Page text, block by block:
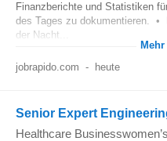
Finanzberichte und Statistiken
des Tages zu dokumentieren. •
der Nacht...
jobrapido.com - heute
Senior Expert
Healthcare